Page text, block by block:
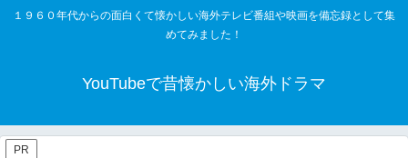
１９６０年代からの面白くて懐かしい海外テレビ番組や映画を備忘録として集
めてみました！
YouTubeで昔懐かしい海外ドラマ
PR